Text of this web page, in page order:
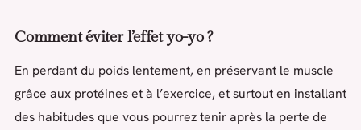
Comment éviter l’effet yo-yo ?
En perdant du poids lentement, en préservant le muscle
grâce aux protéines et à l’exercice, et surtout en installant
des habitudes que vous pourrez tenir après la perte de